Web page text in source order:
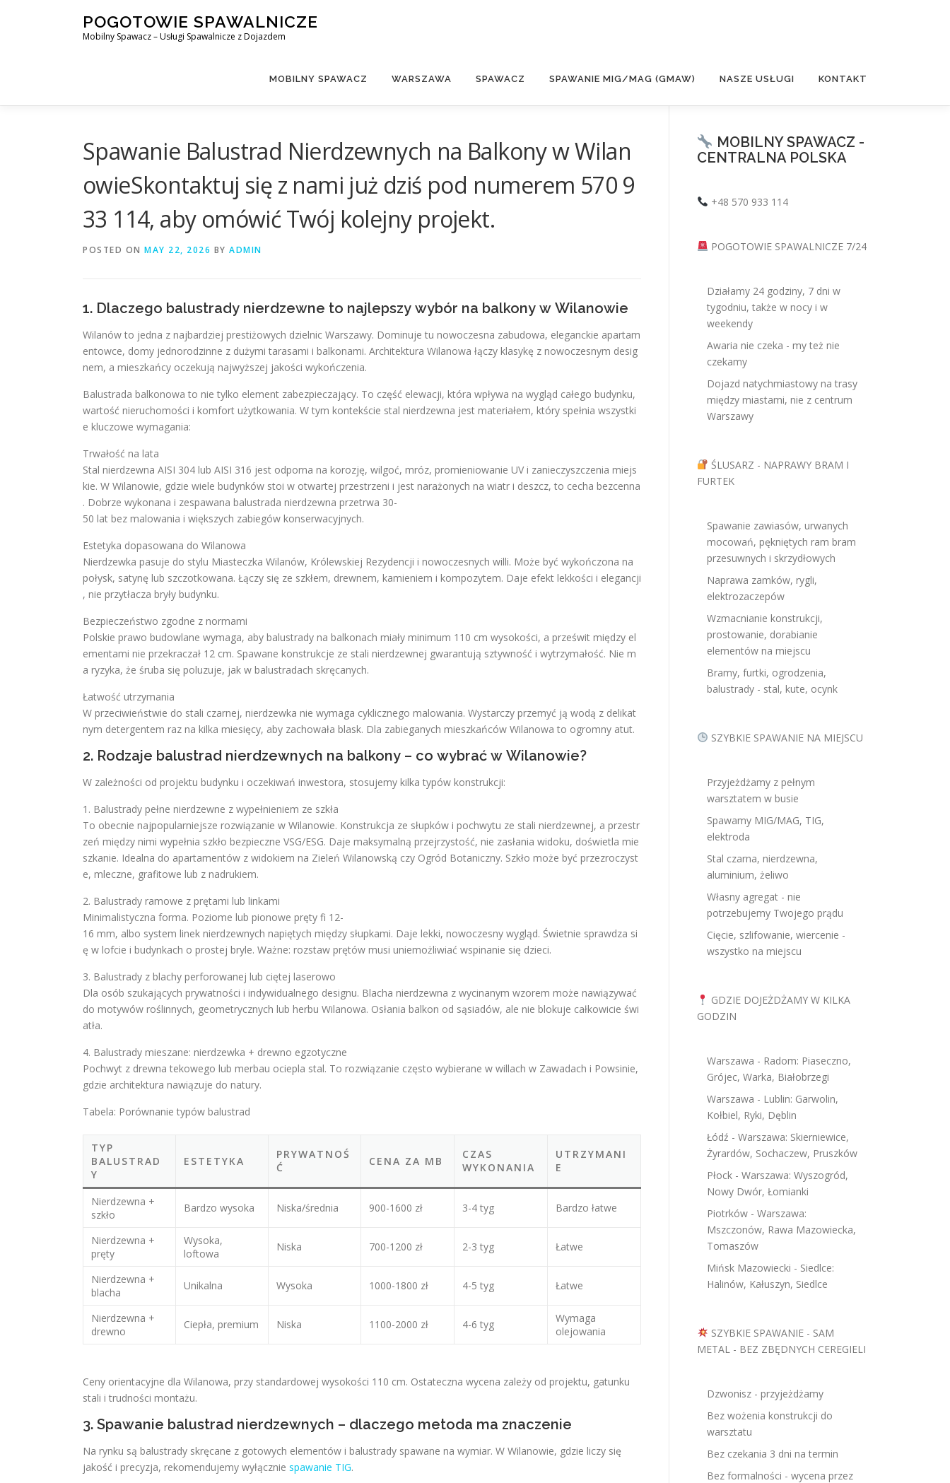
POGOTOWIE SPAWALNICZE
Mobilny Spawacz – Usługi Spawalnicze z Dojazdem
MOBILNY SPAWACZ WARSZAWA SPAWACZ SPAWANIE MIG/MAG (GMAW) NASZE USŁUGI KONTAKT
Spawanie Balustrad Nierdzewnych na Balkony w Wilan
owieSkontaktuj się z nami już dziś pod numerem 570 9
33 114, aby omówić Twój kolejny projekt.
POSTED ON MAY 22, 2026 BY ADMIN
1. Dlaczego balustrady nierdzewne to najlepszy wybór na balkony w Wilanowie
Wilanów to jedna z najbardziej prestiżowych dzielnic Warszawy. Dominuje tu nowoczesna zabudowa, eleganckie apartam
entowce, domy jednorodzinne z dużymi tarasami i balkonami. Architektura Wilanowa łączy klasykę z nowoczesnym desig
nem, a mieszkańcy oczekują najwyższej jakości wykończenia.
Balustrada balkonowa to nie tylko element zabezpieczający. To część elewacji, która wpływa na wygląd całego budynku,
wartość nieruchomości i komfort użytkowania. W tym kontekście stal nierdzewna jest materiałem, który spełnia wszystki
e kluczowe wymagania:
Trwałość na lata
Stal nierdzewna AISI 304 lub AISI 316 jest odporna na korozję, wilgoć, mróz, promieniowanie UV i zanieczyszczenia miejs
kie. W Wilanowie, gdzie wiele budynków stoi w otwartej przestrzeni i jest narażonych na wiatr i deszcz, to cecha bezcenna
. Dobrze wykonana i zespawana balustrada nierdzewna przetrwa 30-
50 lat bez malowania i większych zabiegów konserwacyjnych.
Estetyka dopasowana do Wilanowa
Nierdzewka pasuje do stylu Miasteczka Wilanów, Królewskiej Rezydencji i nowoczesnych willi. Może być wykończona na
połysk, satynę lub szczotkowana. Łączy się ze szkłem, drewnem, kamieniem i kompozytem. Daje efekt lekkości i elegancji
, nie przytłacza bryły budynku.
Bezpieczeństwo zgodne z normami
Polskie prawo budowlane wymaga, aby balustrady na balkonach miały minimum 110 cm wysokości, a prześwit między el
ementami nie przekraczał 12 cm. Spawane konstrukcje ze stali nierdzewnej gwarantują sztywność i wytrzymałość. Nie m
a ryzyka, że śruba się poluzuje, jak w balustradach skręcanych.
Łatwość utrzymania
W przeciwieństwie do stali czarnej, nierdzewka nie wymaga cyklicznego malowania. Wystarczy przemyć ją wodą z delikat
nym detergentem raz na kilka miesięcy, aby zachowała blask. Dla zabieganych mieszkańców Wilanowa to ogromny atut.
2. Rodzaje balustrad nierdzewnych na balkony – co wybrać w Wilanowie?
W zależności od projektu budynku i oczekiwań inwestora, stosujemy kilka typów konstrukcji:
1. Balustrady pełne nierdzewne z wypełnieniem ze szkła
To obecnie najpopularniejsze rozwiązanie w Wilanowie. Konstrukcja ze słupków i pochwytu ze stali nierdzewnej, a przestr
zeń między nimi wypełnia szkło bezpieczne VSG/ESG. Daje maksymalną przejrzystość, nie zasłania widoku, doświetla mie
szkanie. Idealna do apartamentów z widokiem na Zieleń Wilanowską czy Ogród Botaniczny. Szkło może być przezroczyst
e, mleczne, grafitowe lub z nadrukiem.
2. Balustrady ramowe z prętami lub linkami
Minimalistyczna forma. Poziome lub pionowe pręty fi 12-
16 mm, albo system linek nierdzewnych napiętych między słupkami. Daje lekki, nowoczesny wygląd. Świetnie sprawdza si
ę w lofcie i budynkach o prostej bryle. Ważne: rozstaw prętów musi uniemożliwiać wspinanie się dzieci.
3. Balustrady z blachy perforowanej lub ciętej laserowo
Dla osób szukających prywatności i indywidualnego designu. Blacha nierdzewna z wycinanym wzorem może nawiązywać
do motywów roślinnych, geometrycznych lub herbu Wilanowa. Osłania balkon od sąsiadów, ale nie blokuje całkowicie świ
atła.
4. Balustrady mieszane: nierdzewka + drewno egzotyczne
Pochwyt z drewna tekowego lub merbau ociepla stal. To rozwiązanie często wybierane w willach w Zawadach i Powsinie,
gdzie architektura nawiązuje do natury.
Tabela: Porównanie typów balustrad
TYP
BALUSTRAD
Y
ESTETYKA
PRYWATNOŚ
Ć
CENA ZA MB
CZAS
WYKONANIA
UTRZYMANI
E
Nierdzewna +
szkło
Bardzo wysoka Niska/średnia 900-1600 zł 3-4 tyg Bardzo łatwe
Nierdzewna +
pręty
Wysoka,
loftowa
Niska 700-1200 zł 2-3 tyg Łatwe
Nierdzewna +
blacha
Unikalna Wysoka 1000-1800 zł 4-5 tyg Łatwe
Nierdzewna +
drewno
Ciepła, premium Niska 1100-2000 zł 4-6 tyg
Wymaga
olejowania
Ceny orientacyjne dla Wilanowa, przy standardowej wysokości 110 cm. Ostateczna wycena zależy od projektu, gatunku
stali i trudności montażu.
3. Spawanie balustrad nierdzewnych – dlaczego metoda ma znaczenie
Na rynku są balustrady skręcane z gotowych elementów i balustrady spawane na wymiar. W Wilanowie, gdzie liczy się
jakość i precyzja, rekomendujemy wyłącznie spawanie TIG.
MOBILNY SPAWACZ -
CENTRALNA POLSKA
+48 570 933 114
POGOTOWIE SPAWALNICZE 7/24
Działamy 24 godziny, 7 dni w
tygodniu, także w nocy i w
weekendy
Awaria nie czeka - my też nie
czekamy
Dojazd natychmiastowy na trasy
między miastami, nie z centrum
Warszawy
ŚLUSARZ - NAPRAWY BRAM I
FURTEK
Spawanie zawiasów, urwanych
mocowań, pękniętych ram bram
przesuwnych i skrzydłowych
Naprawa zamków, rygli,
elektrozaczepów
Wzmacnianie konstrukcji,
prostowanie, dorabianie
elementów na miejscu
Bramy, furtki, ogrodzenia,
balustrady - stal, kute, ocynk
SZYBKIE SPAWANIE NA MIEJSCU
Przyjeżdżamy z pełnym
warsztatem w busie
Spawamy MIG/MAG, TIG,
elektroda
Stal czarna, nierdzewna,
aluminium, żeliwo
Własny agregat - nie
potrzebujemy Twojego prądu
Cięcie, szlifowanie, wiercenie -
wszystko na miejscu
GDZIE DOJEŻDŻAMY W KILKA
GODZIN
Warszawa - Radom: Piaseczno,
Grójec, Warka, Białobrzegi
Warszawa - Lublin: Garwolin,
Kołbiel, Ryki, Dęblin
Łódź - Warszawa: Skierniewice,
Żyrardów, Sochaczew, Pruszków
Płock - Warszawa: Wyszogród,
Nowy Dwór, Łomianki
Piotrków - Warszawa:
Mszczonów, Rawa Mazowiecka,
Tomaszów
Mińsk Mazowiecki - Siedlce:
Halinów, Kałuszyn, Siedlce
SZYBKIE SPAWANIE - SAM
METAL - BEZ ZBĘDNYCH CEREGIELI
Dzwonisz - przyjeżdżamy
Bez wożenia konstrukcji do
warsztatu
Bez czekania 3 dni na termin
Bez formalności - wycena przez